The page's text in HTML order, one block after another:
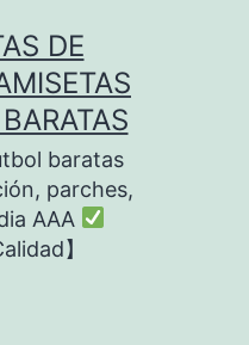
DE
baratas
parches,
AAA
】